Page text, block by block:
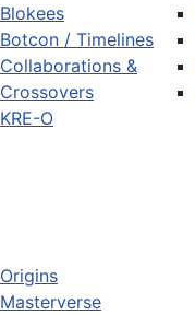
Blokees
Botcon / Timelines
Collaborations &
Crossovers
KRE-O
Origins
Masterverse